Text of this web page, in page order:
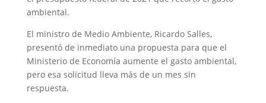
ambiental.
El ministro de Medio Ambiente, Ricardo Salles,
presentó de inmediato una propuesta para que el
Ministerio de Economía aumente el gasto ambiental,
pero esa solicitud lleva más de un mes sin
respuesta.